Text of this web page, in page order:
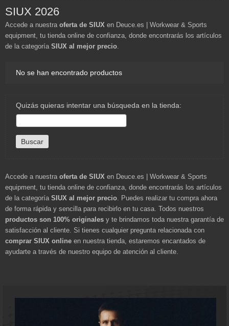
SIUX 2026
Accede a nuestra oferta de SIUX en Deuce.es | Workwear & Sports
equipment, tu tienda online de confianza, donde encontrarás los artículos
de la categoría SIUX al mejor precio
No se han encontrado productos
Quizás quieras intentar una búsqueda en la tienda:
Accede a nuestra oferta de SIUX en Deuce.es | Workwear & Sports
equipment, tu tienda online de confianza, donde encontrarás los artículos
de la categoría SIUX al mejor precio . Puedes realizar tu compra ahora
de forma rápida y sencilla para recibirlo en tu casa. Todos nuestros
productos son 100% originales y te brindamos toda nuestra garantía de
satisfacción al cliente. Si tienes cualquier pregunta relacionada con
comprar SIUX online en nuestra tienda, estaremos encantados de
ayudarte a través de nuestro equipo de atención al cliente.